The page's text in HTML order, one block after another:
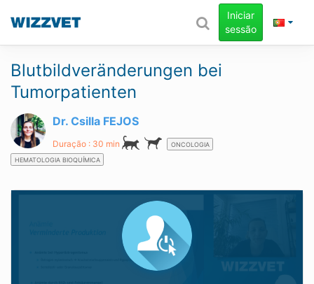
Iniciar
sessão
Blutbildveränderungen bei
Tumorpatienten
Dr. Csilla FEJOS
Duração : 30 min
ONCOLOGIA
HEMATOLOGIA BIOQUÍMICA